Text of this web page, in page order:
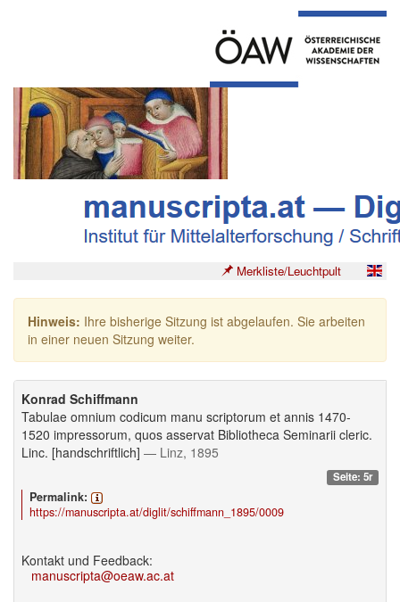
Merkliste/Leuchtpult
Hinweis: Ihre bisherige Sitzung ist abgelaufen. Sie arbeiten
in einer neuen Sitzung weiter.
Konrad Schiffmann
Tabulae omnium codicum manu scriptorum et annis 1470-
1520 impressorum, quos asservat Bibliotheca Seminarii cleric.
Linc. [handschriftlich] — Linz, 1895
Seite: 5r
Permalink:
https://manuscripta.at/diglit/schiffmann_1895/0009
Kontakt und Feedback:
manuscripta@oeaw.ac.at